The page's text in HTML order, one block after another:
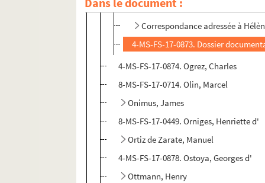
8-MS-FS-17-0448. Catalogues
Correspondance adressée à
4-MS-FS-17-0873. Dossier
4-MS-FS-17-0874. Ogrez, Charles
8-MS-FS-17-0714. Olin, Marcel
Onimus, James
8-MS-FS-17-0449. Orniges, Henriette d'
Ortiz de Zarate, Manuel
4-MS-FS-17-0878. Ostoya, Georges d'
Ottmann, Henry